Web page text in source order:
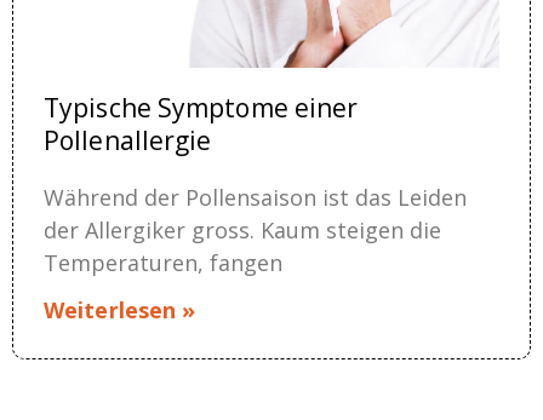
Typische Symptome einer
Pollenallergie
Während der Pollensaison ist das Leiden
der Allergiker gross. Kaum steigen die
Temperaturen, fangen
Weiterlesen »